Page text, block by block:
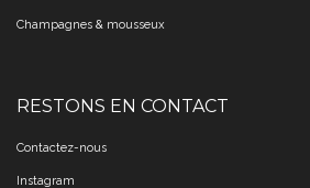
Champagnes & mousseux
RESTONS EN CONTACT
Contactez-nous
Instagram